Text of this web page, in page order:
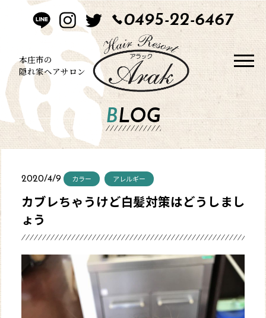
HOME
CONCEPT
STYLE
MENU
SALON
0495-22-6467
本庄市の
隠れ家ヘアサロン
BLOG
2020/4/9 カラー アレルギー
カブレちゃうけど白髪対策はどうしまし
ょう